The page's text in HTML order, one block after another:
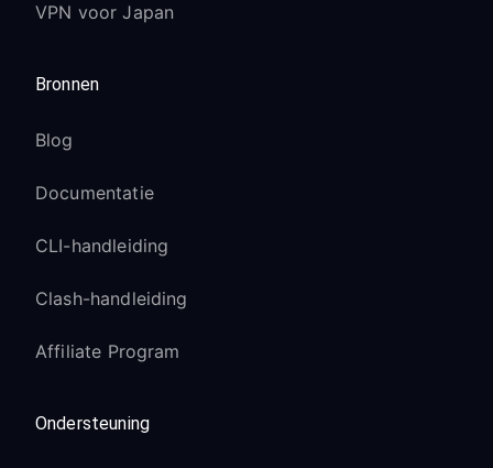
VPN voor Japan
Bronnen
Blog
Documentatie
CLI-handleiding
Clash-handleiding
Affiliate Program
Ondersteuning